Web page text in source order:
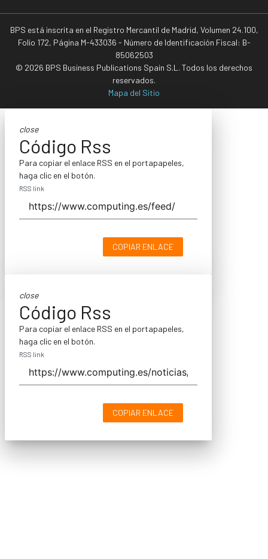
BPS está inscrita en el Registro Mercantil de Madrid, Volumen 24.100,
Folio 172, Página M-433036 - Número de Identificación Fiscal: B-
85062503
© 2026 BPS Business Publications Spain S.L. Todos los derechos
reservados.
Mapa del Sitio
close
Código Rss
Para copiar el enlace RSS en el portapapeles,
haga clic en el botón.
RSS link
COPIAR ENLACE
close
Código Rss
Para copiar el enlace RSS en el portapapeles,
haga clic en el botón.
RSS link
COPIAR ENLACE